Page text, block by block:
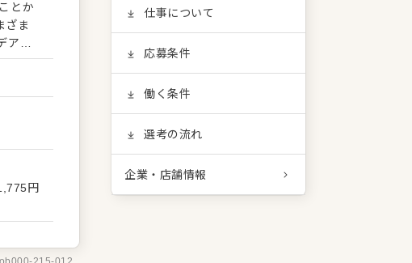
とか
ざま
を
理業
管理
わら
円
仕事について
応募条件
働く条件
選考の流れ
企業・店舗情報